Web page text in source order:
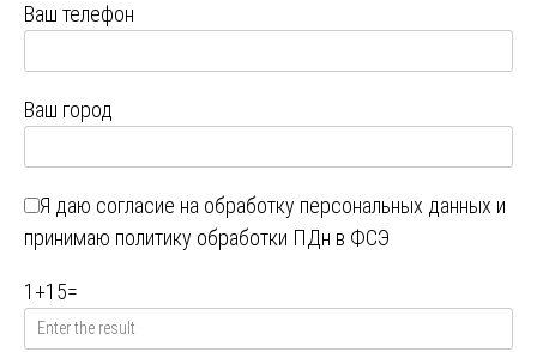
Ваш телефон
Ваш город
Я даю согласие на обработку персональных данных и
принимаю политику обработки ПДн в ФСЭ
1 +15=